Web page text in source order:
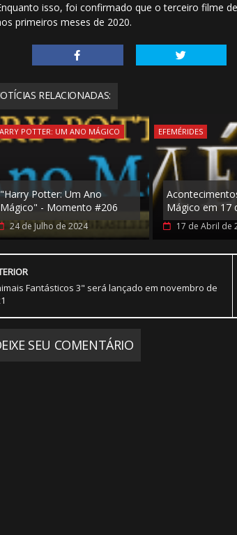
isso, foi confirmado que o terceiro filme de
primeiros meses de 2020.
RELACIONADAS:
POTTER: UM ANO MÁGICO
"Harry Potter: Um Ano
Mágico" - Momento #206
24 de Julho de 2024
EFEMÉRIDES
Mágico em 17
17 de Abril de
Fantásticos 3" será lançado em novembro de
SEU COMENTÁRIO